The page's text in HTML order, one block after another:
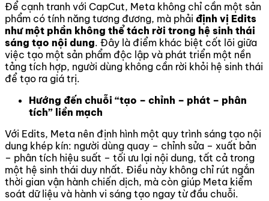
Để cạnh tranh với CapCut, Meta không chỉ cần một sản
phẩm có tính năng tương đương, mà phải định vị Edits
như một phần không thể tách rời trong hệ sinh thái
sáng tạo nội dung. Đây là điểm khác biệt cốt lõi giữa
việc tạo một sản phẩm độc lập và phát triển một nền
tảng tích hợp, người dùng không cần rời khỏi hệ sinh thái
để tạo ra giá trị.
Hướng đến chuỗi “tạo – chỉnh – phát – phân
tích” liền mạch
Với Edits, Meta nên định hình một quy trình sáng tạo nội
dung khép kín: người dùng quay – chỉnh sửa – xuất bản
– phân tích hiệu suất – tối ưu lại nội dung, tất cả trong
một hệ sinh thái duy nhất. Điều này không chỉ rút ngắn
thời gian vận hành chiến dịch, mà còn giúp Meta kiểm
soát dữ liệu và hành vi sáng tạo ngay từ đầu chuỗi.